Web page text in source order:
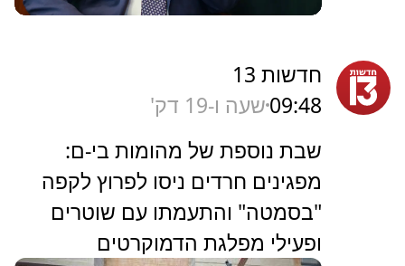
חדשות 13
09:48שעה ו-19 דק'
שבת נוספת של מהומות בי-ם:
מפגינים חרדים ניסו לפרוץ לקפה
"בסמטה" והתעמתו עם שוטרים
ופעילי מפלגת הדמוקרטים